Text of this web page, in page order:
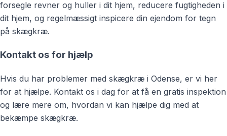
forsegle revner og huller i dit hjem, reducere fugtigheden i
dit hjem, og regelmæssigt inspicere din ejendom for tegn
på skægkræ.
Kontakt os for hjælp
Hvis du har problemer med skægkræ i Odense, er vi her
for at hjælpe. Kontakt os i dag for at få en gratis inspektion
og lære mere om, hvordan vi kan hjælpe dig med at
bekæmpe skægkræ.